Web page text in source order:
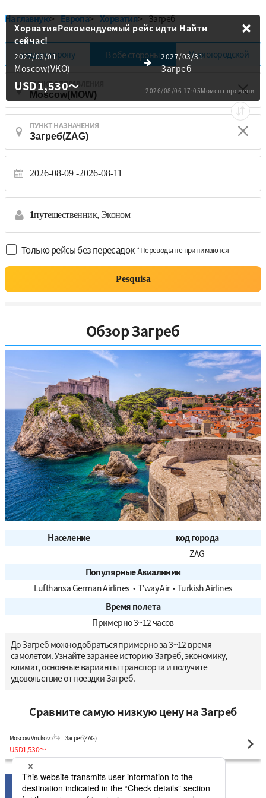
На главную> Европа> Хорватия> Загреб
в одну сторону В обе стороны Многогородской
ПУНКТ ОТПРАВЛЕНИЯ
ПУНКТ НАЗНАЧЕНИЯ
2026-08-09 2026-08-11
1путешественник, Эконом
Только рейсы без пересадок *Переводы не принимаются
Pesquisa
ХорватияРекомендуемый рейс идти Найти
сейчас!
2027/03/01
Moscow(VKO)
2027/03/31
Загреб
USD1,530～ 2026/08/06 17:05Момент времени
Обзор Загреб
Население
код города
-
ZAG
Популярные Авиалинии
Lufthansa German Airlines ・ T’way Air・ Turkish Airlines
Время полета
Примерно 3~12 часов
До Загреб можно добраться примерно за 3~12 время
самолетом. Узнайте заранее историю Загреб, экономику,
климат, основные варианты транспорта и получите
удовольствие от поездки Загреб.
Сравните самую низкую цену на Загреб
Moscow Vnukovo Загреб(ZAG)
USD1,530〜